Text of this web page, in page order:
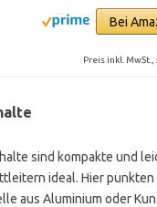
Bei
Preis inkl.
sind kompakte und
ideal. Hier punkten
aus Aluminium oder